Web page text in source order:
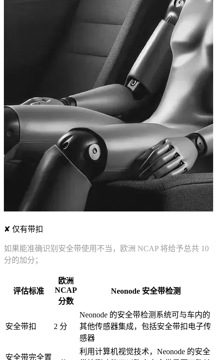
✘ 仅有带扣
如果能准确识别安全带使用不当，欧洲 NCAP 将给予总共 10
分的加分；
评估标准
欧洲
NCAP
分数
Neonode 安全带检测
安全带扣 2 分
Neonode 的安全带检测系统可与车内的
其他传感器集成，包括安全带扣电子传
感器
安全带完全置
利用计算机视觉技术，Neonode 的安全